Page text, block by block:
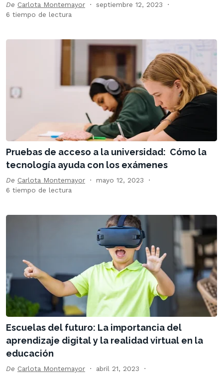
De Carlota Montemayor
septiembre 12, 2023
6 tiempo de lectura
Pruebas de acceso a la universidad: Cómo la
tecnología ayuda con los exámenes
De Carlota Montemayor
mayo 12, 2023
6 tiempo de lectura
Escuelas del futuro: La importancia del
aprendizaje digital y la realidad virtual en la
educación
De Carlota Montemayor
abril 21, 2023